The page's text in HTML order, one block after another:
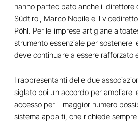
hanno partecipato anche il direttore
Südtirol, Marco Nobile e il
Pöhl. Per le imprese artigiane
strumento essenziale per sostenere
deve continuare a essere rafforzato
I rappresentanti delle due
siglato poi un accordo per ampliare
accesso per il maggior numero
sistema appalti, che richiede